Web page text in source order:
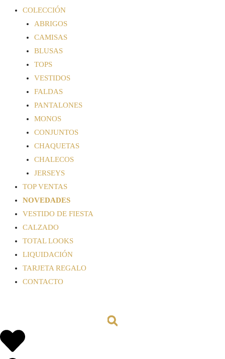
COLECCIÓN
ABRIGOS
CAMISAS
BLUSAS
TOPS
VESTIDOS
FALDAS
PANTALONES
MONOS
CONJUNTOS
CHAQUETAS
CHALECOS
JERSEYS
TOP VENTAS
NOVEDADES
VESTIDO DE FIESTA
CALZADO
TOTAL LOOKS
LIQUIDACIÓN
TARJETA REGALO
CONTACTO